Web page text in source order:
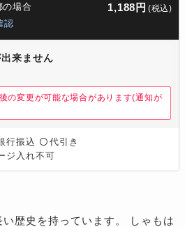
の場合 1,188円 (税込)
認
来ません
の変更が可能な場合があります(通知が
行振込 〇 代引き
ジ入れ不可
歴史を持っています。 しゃもは